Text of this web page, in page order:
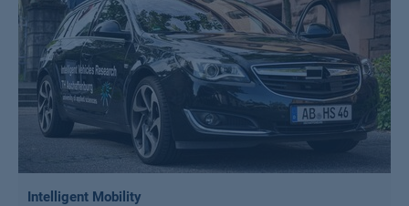
Intelligent Mobility